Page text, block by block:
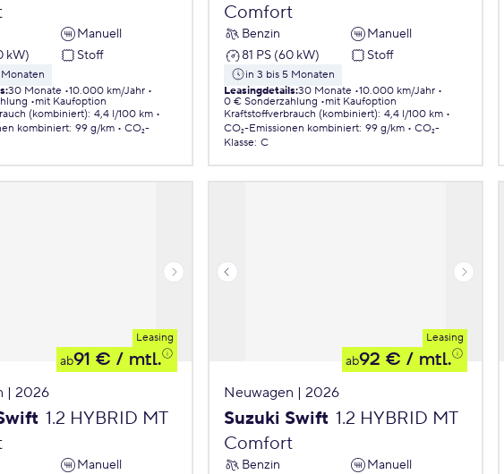
Manuell
kW)
Stoff
:30 Monate 10.000 km/Jahr
mit Kaufoption
(kombiniert): 4,4 l/100 km
kombiniert: 99 g/km
CO₂-
Comfort
Benzin
Manuell
81 PS (60 kW)
Stoff
in 3 bis 5 Monaten
Leasingdetails:30 Monate 10.000 km/Jahr
0 € Sonderzahlung
mit Kaufoption
Kraftstoffverbrauch (kombiniert): 4,4 l/100 km
CO₂-Emissionen kombiniert: 99 g/km
CO₂-
Klasse: C
Leasing
ab91 € / mtl.
| 2026
1.2 HYBRID MT
Manuell
Leasing
ab92 € / mtl.
Neuwagen | 2026
Suzuki Swift 1.2 HYBRID MT
Comfort
Benzin
Manuell